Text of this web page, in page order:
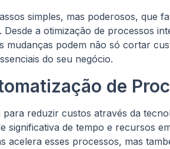
simples, mas poderosos, que
a otimização de processos
mudanças podem não só cortar
do seu negócio.
de
reduzir custos através da
significativa de tempo e recursos
acelera esses processos, mas